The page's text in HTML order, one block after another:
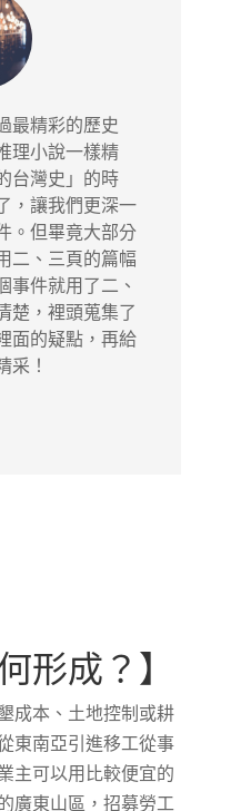
最精彩的歷史
理小說一樣精
台灣史」的時
，讓我們更深一
。但畢竟大部分
二、三頁的篇幅
事件就用了二、
楚，裡頭蒐集了
面的疑點，再給
采！
形成？】
成本、土地控制或耕
東南亞引進移工從事
主可以用比較便宜的
廣東山區，招募勞工